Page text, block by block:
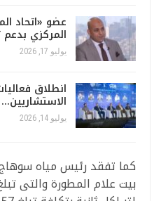
عضو «اتحاد
المركزي
يوليو 17, 2026
انطلاق
الاستشاريين…
يوليو 14, 2026
كما تفقد رئيس مياه